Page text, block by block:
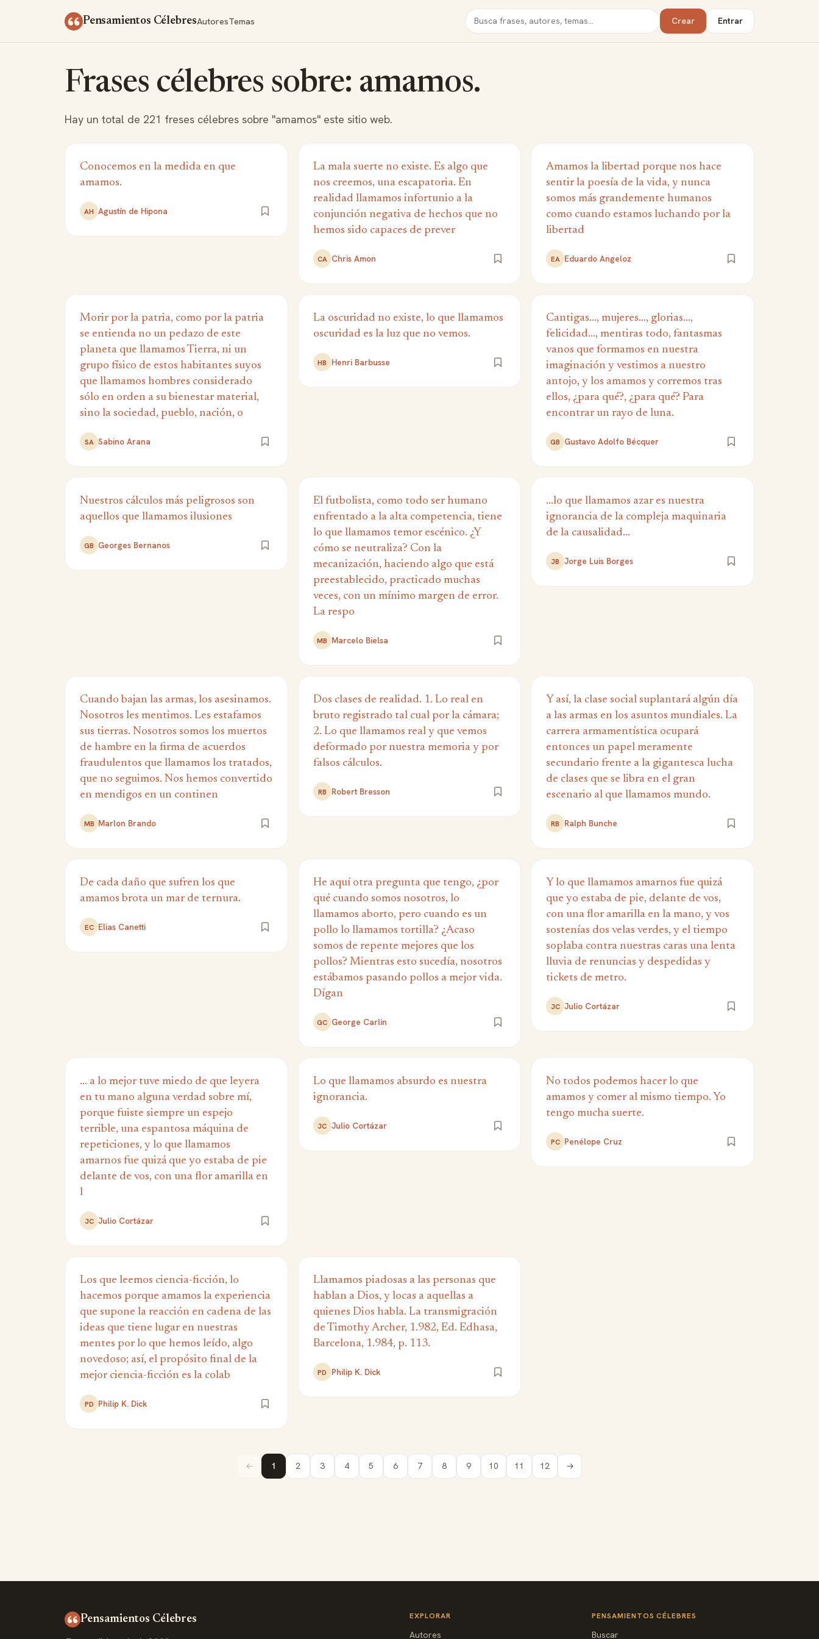
Pensamientos CélebresAutoresTemas Buscar Crear Entrar
Frases célebres sobre: amamos.
Hay un total de 221 freses célebres sobre "amamos" este sitio web.
Conocemos en la medida en que
amamos.
AH Agustín de Hipona
La mala suerte no existe. Es algo que
nos creemos, una escapatoria. En
realidad llamamos infortunio a la
conjunción negativa de hechos que no
hemos sido capaces de prever
CA Chris Amon
Amamos la libertad porque nos hace
sentir la poesía de la vida, y nunca
somos más grandemente humanos
como cuando estamos luchando por la
libertad
EA Eduardo Angeloz
Morir por la patria, como por la patria
se entienda no un pedazo de este
planeta que llamamos Tierra, ni un
grupo físico de estos habitantes suyos
que llamamos hombres considerado
sólo en orden a su bienestar material,
sino la sociedad, pueblo, nación, o
SA Sabino Arana
La oscuridad no existe, lo que llamamos
oscuridad es la luz que no vemos.
HB Henri Barbusse
Cantigas..., mujeres..., glorias...,
felicidad..., mentiras todo, fantasmas
vanos que formamos en nuestra
imaginación y vestimos a nuestro
antojo, y los amamos y corremos tras
ellos, ¿para qué?, ¿para qué? Para
encontrar un rayo de luna.
GB Gustavo Adolfo Bécquer
Nuestros cálculos más peligrosos son
aquellos que llamamos ilusiones
GB Georges Bernanos
El futbolista, como todo ser humano
enfrentado a la alta competencia, tiene
lo que llamamos temor escénico. ¿Y
cómo se neutraliza? Con la
mecanización, haciendo algo que está
preestablecido, practicado muchas
veces, con un mínimo margen de error.
La respo
MB Marcelo Bielsa
...lo que llamamos azar es nuestra
ignorancia de la compleja maquinaria
de la causalidad...
JB Jorge Luis Borges
Cuando bajan las armas, los asesinamos.
Nosotros les mentimos. Les estafamos
sus tierras. Nosotros somos los muertos
de hambre en la firma de acuerdos
fraudulentos que llamamos los tratados,
que no seguimos. Nos hemos convertido
en mendigos en un continen
MB Marlon Brando
Dos clases de realidad. 1. Lo real en
bruto registrado tal cual por la cámara;
2. Lo que llamamos real y que vemos
deformado por nuestra memoria y por
falsos cálculos.
RB Robert Bresson
Y así, la clase social suplantará algún día
a las armas en los asuntos mundiales. La
carrera armamentística ocupará
entonces un papel meramente
secundario frente a la gigantesca lucha
de clases que se libra en el gran
escenario al que llamamos mundo.
RB Ralph Bunche
De cada daño que sufren los que
amamos brota un mar de ternura.
EC Elias Canetti
He aquí otra pregunta que tengo, ¿por
qué cuando somos nosotros, lo
llamamos aborto, pero cuando es un
pollo lo llamamos tortilla? ¿Acaso
somos de repente mejores que los
pollos? Mientras esto sucedía, nosotros
estábamos pasando pollos a mejor vida.
Dígan
GC George Carlin
Y lo que llamamos amarnos fue quizá
que yo estaba de pie, delante de vos,
con una flor amarilla en la mano, y vos
sostenías dos velas verdes, y el tiempo
soplaba contra nuestras caras una lenta
lluvia de renuncias y despedidas y
tickets de metro.
JC Julio Cortázar
... a lo mejor tuve miedo de que leyera
en tu mano alguna verdad sobre mí,
porque fuiste siempre un espejo
terrible, una espantosa máquina de
repeticiones, y lo que llamamos
amarnos fue quizá que yo estaba de pie
delante de vos, con una flor amarilla en
l
JC Julio Cortázar
Lo que llamamos absurdo es nuestra
ignorancia.
JC Julio Cortázar
No todos podemos hacer lo que
amamos y comer al mismo tiempo. Yo
tengo mucha suerte.
PC Penélope Cruz
Los que leemos ciencia-ficción, lo
hacemos porque amamos la experiencia
que supone la reacción en cadena de las
ideas que tiene lugar en nuestras
mentes por lo que hemos leído, algo
novedoso; así, el propósito final de la
mejor ciencia-ficción es la colab
PD Philip K. Dick
Llamamos piadosas a las personas que
hablan a Dios, y locas a aquellas a
quienes Dios habla. La transmigración
de Timothy Archer, 1.982, Ed. Edhasa,
Barcelona, 1.984, p. 113.
PD Philip K. Dick
← 1 2 3 4 5 6 7 8 9 10 11 12 →
Pensamientos Célebres EXPLORAR
Autores
PENSAMIENTOS CÉLEBRES
Buscar